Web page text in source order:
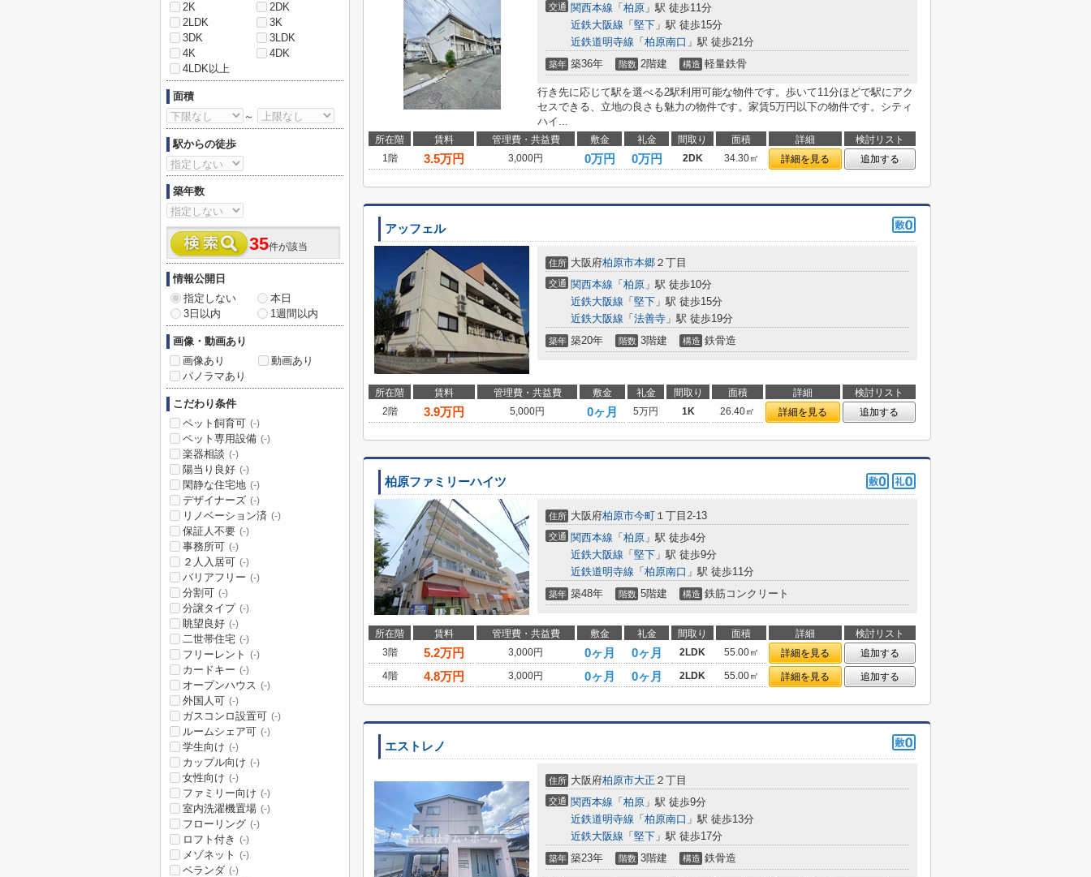
交通 関西本線 「 柏原 」駅 徒歩11分
近鉄大阪線 「 堅下 」駅 徒歩15分
近鉄道明寺線 「 柏原南口 」駅 徒歩21分
築年 築36年 階数 2階建 構造 軽量鉄骨
行き先に応じて駅を選べる2駅利用可能な物件です。歩いて11分ほどで駅にアク
セスできる、立地の良さも魅力の物件です。家賃5万円以下の物件です。シティ
ハイ...
所在階 賃料 管理費・共益費 敷金 礼金 間取り 面積 詳細
検討リスト
1階
3.5万円 3,000円 0万円 0万円 2DK 34.30㎡ 詳細を見る 追加する
アッフェル
住所 大阪府柏原市本郷 ２丁目
交通 関西本線 「 柏原 」駅 徒歩10分
近鉄大阪線 「 堅下 」駅 徒歩15分
近鉄大阪線 「 法善寺 」駅 徒歩19分
築年 築20年 階数 3階建 構造 鉄骨造
所在階 賃料 管理費・共益費 敷金 礼金 間取り 面積 詳細
検討リスト
2階
3.9万円 5,000円 0ヶ月 5万円 1K 26.40㎡ 詳細を見る 追加する
柏原ファミリーハイツ
住所 大阪府柏原市今町 １丁目2-13
交通 関西本線 「 柏原 」駅 徒歩4分
近鉄大阪線 「 堅下 」駅 徒歩9分
近鉄道明寺線 「 柏原南口 」駅 徒歩11分
築年 築48年 階数 5階建 構造 鉄筋コンクリート
所在階 賃料 管理費・共益費 敷金 礼金 間取り 面積 詳細
検討リスト
3階
5.2万円 3,000円 0ヶ月 0ヶ月 2LDK 55.00㎡ 詳細を見る
追加する
4階
4.8万円 3,000円 0ヶ月 0ヶ月 2LDK 55.00㎡ 詳細を見る 追加する
エストレノ
住所 大阪府柏原市大正 ２丁目
交通 関西本線 「 柏原 」駅 徒歩9分
近鉄道明寺線 「 柏原南口 」駅 徒歩13分
近鉄大阪線 「 堅下 」駅 徒歩17分
築年 築23年 階数 3階建 構造 鉄骨造
2K
2DK
2LDK
3K
3DK
3LDK
4K
4DK
4LDK以上
面積
～
駅からの徒歩
築年数
35件が該当
情報公開日
指定しない
本日
3日以内
1週間以内
画像・動画あり
画像あり
動画あり
パノラマあり
こだわり条件
ペット飼育可 (-)
ペット専用設備 (-)
楽器相談 (-)
陽当り良好 (-)
閑静な住宅地 (-)
デザイナーズ (-)
リノベーション済 (-)
保証人不要 (-)
事務所可 (-)
２人入居可 (-)
バリアフリー (-)
分割可 (-)
分譲タイプ (-)
眺望良好 (-)
二世帯住宅 (-)
フリーレント (-)
カードキー (-)
オープンハウス (-)
外国人可 (-)
ガスコンロ設置可 (-)
ルームシェア可 (-)
学生向け (-)
カップル向け (-)
女性向け (-)
ファミリー向け (-)
室内洗濯機置場 (-)
フローリング (-)
ロフト付き (-)
メゾネット (-)
ベランダ (-)